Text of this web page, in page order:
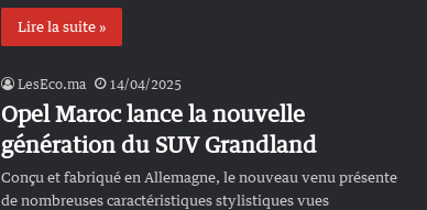
Lire la suite »
LesEco.ma 14/04/2025
Opel Maroc lance la nouvelle
génération du SUV Grandland
Conçu et fabriqué en Allemagne, le nouveau venu présente
de nombreuses caractéristiques stylistiques vues